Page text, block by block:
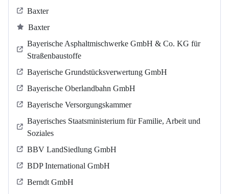
Baxter
Baxter
Bayerische Asphaltmischwerke GmbH & Co. KG für
Straßenbaustoffe
Bayerische Grundstücksverwertung GmbH
Bayerische Oberlandbahn GmbH
Bayerische Versorgungskammer
Bayerisches Staatsministerium für Familie, Arbeit und
Soziales
BBV LandSiedlung GmbH
BDP International GmbH
Berndt GmbH